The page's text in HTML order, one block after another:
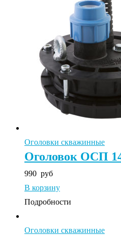
Оголовки скважинные
Оголовок ОСП
990 руб
В корзину
Подробности
Оголовки скважинные